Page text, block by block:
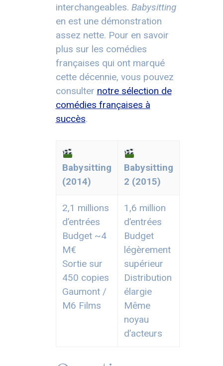
interchangeables. Babysitting
en est une démonstration
assez nette. Pour en savoir
plus sur les comédies
françaises qui ont marqué
cette décennie, vous pouvez
consulter notre sélection de
comédies françaises à
succès.
Babysitting
(2014)
Babysitting
2 (2015)
2,1 millions
d’entrées
Budget ~4
M€
Sortie sur
450 copies
Gaumont /
M6 Films
1,6 million
d’entrées
Budget
légèrement
supérieur
Distribution
élargie
Même
noyau
d’acteurs